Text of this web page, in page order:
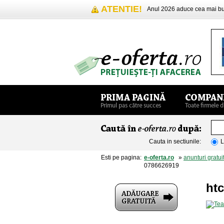
ATENTIE! Anul 2026 aduce cea mai
Cauta in sectiunile:
Esti pe pagina: e-oferta.ro » anunturi
0786626919